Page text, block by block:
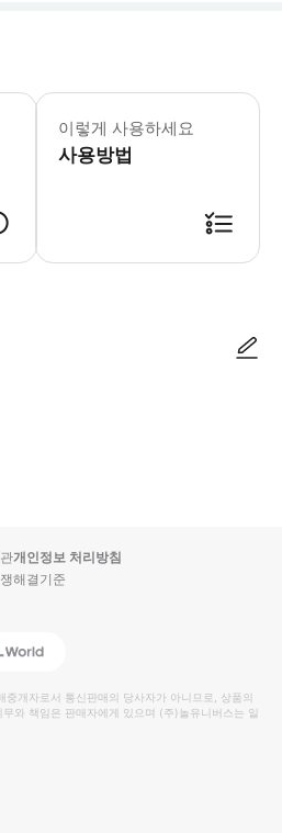
▶ 꼭 알아두세요 * 유람선은 비가 오
이렇게 사용하세요
사용방법
개인정보 처리방침
해결기준
Global
중개자로서 통신판매의 당사자가 아니므로, 상품의
와 책임은 판매자에게 있으며 (주)놀유니버스는 일